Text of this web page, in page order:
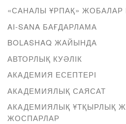
«САНАЛЫ ҰРПАҚ» ЖОБАЛАР
AI-SANA БАҒДАРЛАМА
BOLASHAQ ЖАЙЫНДА
АВТОРЛЫҚ КУӘЛІК
АКАДЕМИЯ ЕСЕПТЕРІ
АКАДЕМИЯЛЫҚ САЯСАТ
АКАДЕМИЯЛЫҚ ҰТҚЫРЛЫҚ
ЖОСПАРЛАР